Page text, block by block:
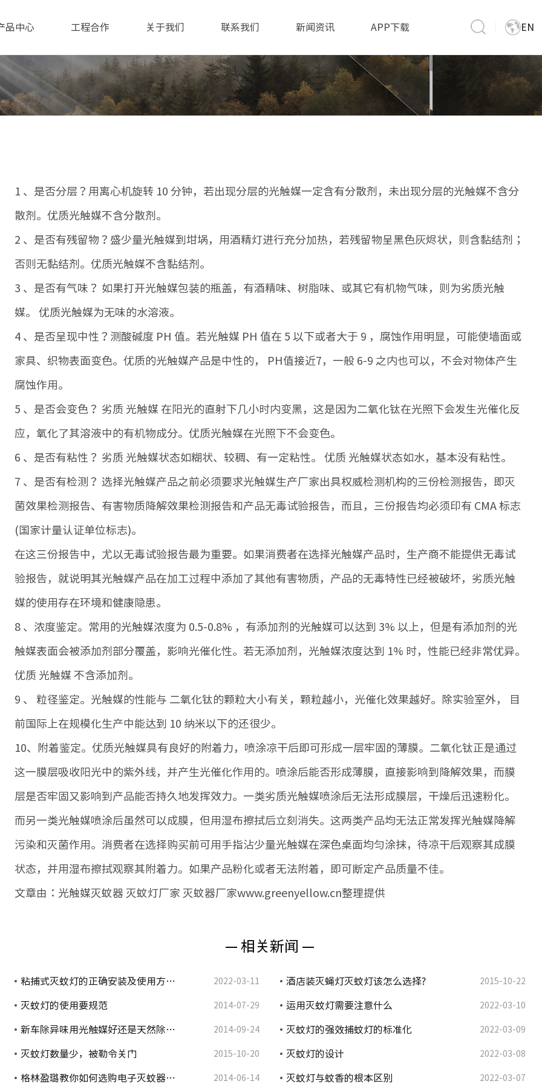
品中心 工程合作 关于我们 联系我们 新闻资讯 APP下载 EN
1 、是否分层？用离心机旋转 10 分钟，若出现分层的光触媒一定含有分散剂，未出现分层的光触媒不含分
散剂。优质光触媒不含分散剂。
2 、是否有残留物？盛少量光触媒到坩埚，用酒精灯进行充分加热，若残留物呈黑色灰烬状，则含黏结剂；
否则无黏结剂。优质光触媒不含黏结剂。
3 、是否有气味？ 如果打开光触媒包装的瓶盖，有酒精味、树脂味、或其它有机物气味，则为劣质光触
媒。 优质光触媒为无味的水溶液。
4 、是否呈现中性？测酸碱度 PH 值。若光触媒 PH 值在 5 以下或者大于 9 ，腐蚀作用明显，可能使墙面或
家具、织物表面变色。优质的光触媒产品是中性的， PH值接近7，一般 6-9 之内也可以，不会对物体产生
腐蚀作用。
5 、是否会变色？ 劣质 光触媒 在阳光的直射下几小时内变黑，这是因为二氧化钛在光照下会发生光催化反
应，氧化了其溶液中的有机物成分。优质光触媒在光照下不会变色。
6 、是否有粘性？ 劣质 光触媒状态如糊状、较稠、有一定粘性。 优质 光触媒状态如水，基本没有粘性。
7 、是否有检测？ 选择光触媒产品之前必须要求光触媒生产厂家出具权威检测机构的三份检测报告，即灭
菌效果检测报告、有害物质降解效果检测报告和产品无毒试验报告，而且，三份报告均必须印有 CMA 标志
(国家计量认证单位标志)。
在这三份报告中，尤以无毒试验报告最为重要。如果消费者在选择光触媒产品时，生产商不能提供无毒试
验报告，就说明其光触媒产品在加工过程中添加了其他有害物质，产品的无毒特性已经被破坏，劣质光触
媒的使用存在环境和健康隐患。
8 、浓度鉴定。常用的光触媒浓度为 0.5-0.8% ，有添加剂的光触媒可以达到 3% 以上，但是有添加剂的光
触媒表面会被添加剂部分覆盖，影响光催化性。若无添加剂，光触媒浓度达到 1% 时，性能已经非常优异。
优质 光触媒 不含添加剂。
9 、 粒径鉴定。光触媒的性能与 二氧化钛的颗粒大小有关，颗粒越小，光催化效果越好。除实验室外， 目
前国际上在规模化生产中能达到 10 纳米以下的还很少。
10、附着鉴定。优质光触媒具有良好的附着力，喷涂凉干后即可形成一层牢固的薄膜。二氧化钛正是通过
这一膜层吸收阳光中的紫外线，并产生光催化作用的。喷涂后能否形成薄膜，直接影响到降解效果，而膜
层是否牢固又影响到产品能否持久地发挥效力。一类劣质光触媒喷涂后无法形成膜层，干燥后迅速粉化。
而另一类光触媒喷涂后虽然可以成膜，但用湿布擦拭后立刻消失。这两类产品均无法正常发挥光触媒降解
污染和灭菌作用。消费者在选择购买前可用手指沾少量光触媒在深色桌面均匀涂抹，待凉干后观察其成膜
状态，并用湿布擦拭观察其附着力。如果产品粉化或者无法附着，即可断定产品质量不佳。
文章由：光触媒灭蚊器 灭蚊灯厂家 灭蚊器厂家www.greenyellow.cn整理提供
— 相关新闻 —
粘捕式灭蚊灯的正确安装及使用方… 2022-03-11 酒店装灭蝇灯灭蚊灯该怎么选择? 2015-10-22
灭蚊灯的使用要规范 2014-07-29 运用灭蚊灯需要注意什么 2022-03-10
新车除异味用光触媒好还是天然除… 2014-09-24 灭蚊灯的强效捕蚊灯的标准化 2022-03-09
灭蚊灯数量少，被勒令关门 2015-10-20 灭蚊灯的设计 2022-03-08
格林盈璐教你如何选购电子灭蚊器… 2014-06-14 灭蚊灯与蚊香的根本区别 2022-03-07